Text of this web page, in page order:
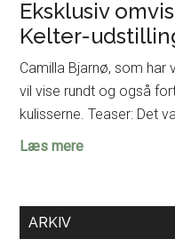
Eksklusiv
Kelter-
Camilla Bjarnø, som har
vil vise rundt og også
kulisserne. Teaser: Det
Læs mereEksklusiv
i
ARKIV